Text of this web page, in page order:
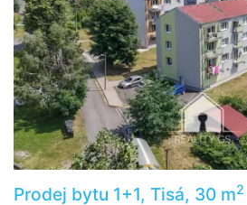
Prodej bytu 1+1, Tisá, 30 m2